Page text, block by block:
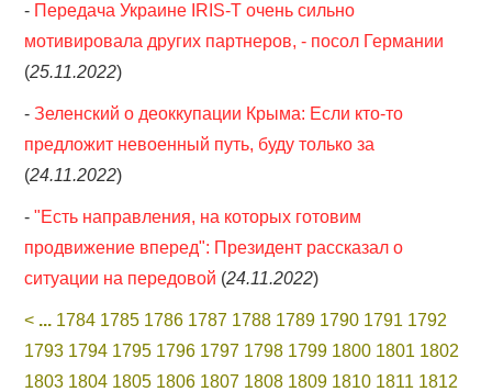
- Передача Украине IRIS-T очень сильно
мотивировала других партнеров, - посол Германии
(25.11.2022)
-Зеленский о деоккупации Крыма: Если кто-то
предложит невоенный путь, буду только за
(24.11.2022)
-"Есть направления, на которых готовим
продвижение вперед": Президент рассказал о
ситуации на передовой (24.11.2022)
< ... 1784 1785 1786 1787 1788 1789 1790 1791 1792
1793 1794 1795 1796 1797 1798 1799 1800 1801 1802
1803 1804 1805 1806 1807 1808 1809 1810 1811 1812